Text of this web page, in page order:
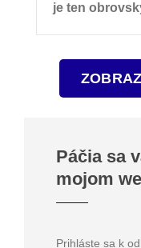
je ten
Páčia sa
mojom
Prihláste sa k